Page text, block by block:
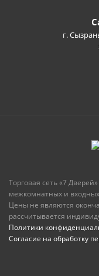
г.
Торговая сеть «7
межкомнатных и
Цены не являются
рассчитывается
Политики
Согласие на обработку